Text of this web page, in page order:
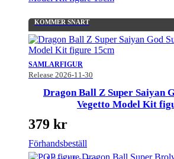
KOMMER SNART
SAMLARFIGUR
Release 2026-11-30
Dragon Ball Z Super Saiyan
Vegetto Model Kit
379 kr
Förhandsbeställ